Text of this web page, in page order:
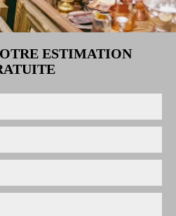
ESTIMATION